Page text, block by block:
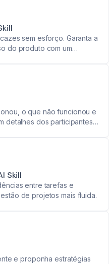
sem esforço. Garanta a
do produto com um
o que não funcionou e
detalhes dos participantes
Skill
entre tarefas e
de projetos mais fluida.
e proponha estratégias